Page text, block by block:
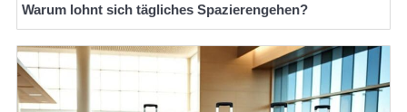
Warum lohnt sich tägliches Spazierengehen?